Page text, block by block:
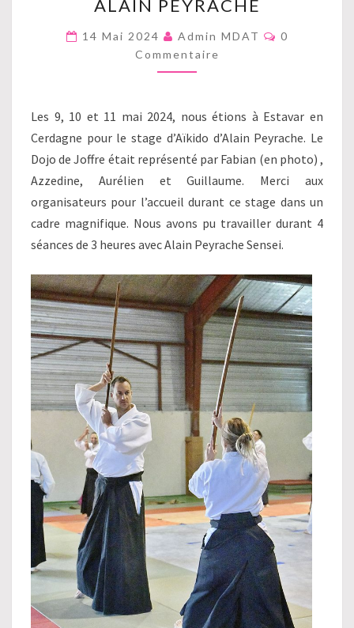
ESTAVAR
AVEC
ALAIN
PEYRACHE
ALAIN PEYRACHE
14 Mai 2024 Admin MDAT
0
Commentaire
Les 9, 10 et 11 mai 2024, nous étions à Estavar en
Cerdagne pour le stage d’Aïkido d’Alain Peyrache. Le
Dojo de Joffre était représenté par Fabian (en photo) ,
Azzedine, Aurélien et Guillaume. Merci aux
organisateurs pour l’accueil durant ce stage dans un
cadre magnifique. Nous avons pu travailler durant 4
séances de 3 heures avec Alain Peyrache Sensei.